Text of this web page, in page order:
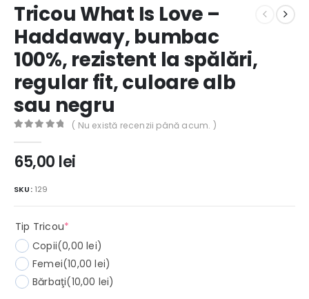
Tricou What Is Love –
Haddaway, bumbac
100%, rezistent la spălări,
regular fit, culoare alb
sau negru
( Nu există recenzii până acum. )
65,00 lei
SKU: 129
Tip Tricou*
Copii(0,00 lei)
Femei(10,00 lei)
Bărbaţi(10,00 lei)